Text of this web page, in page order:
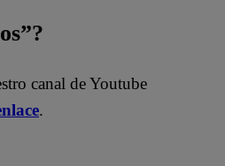
canal de Youtube
.